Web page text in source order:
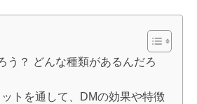
う？ どんな種類があるんだろ
トを通して、DMの効果や特徴